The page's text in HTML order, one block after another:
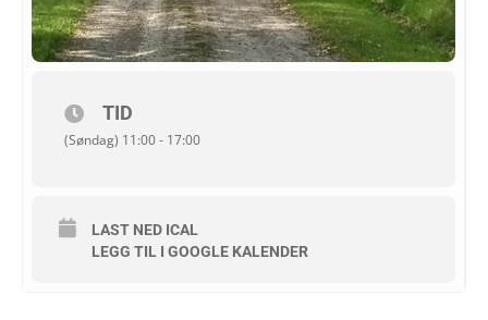
TID
(Søndag) 11:00 - 17:00
LAST NED ICAL
LEGG TIL I GOOGLE KALENDER